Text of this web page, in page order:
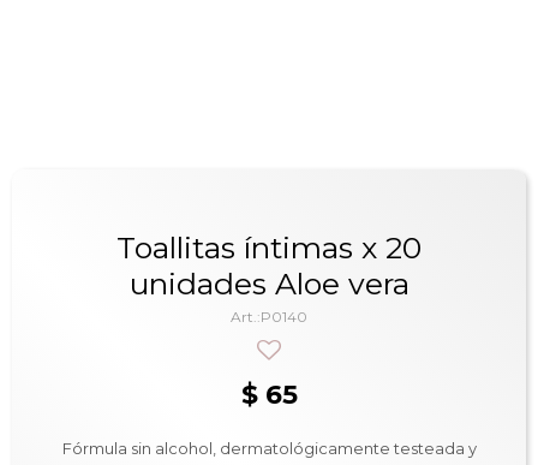
Toallitas íntimas x 20
unidades Aloe vera
P0140
$ 65
Fórmula sin alcohol, dermatológicamente testeada y